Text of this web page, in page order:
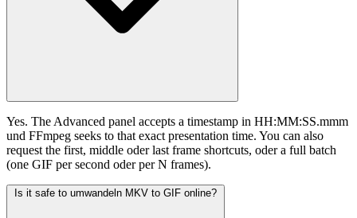
Yes. The Advanced panel accepts a timestamp in HH:MM:SS.mmm
und FFmpeg seeks to that exact presentation time. You can also
request the first, middle oder last frame shortcuts, oder a full batch
(one GIF per second oder per N frames).
Is it safe to umwandeln MKV to GIF online?